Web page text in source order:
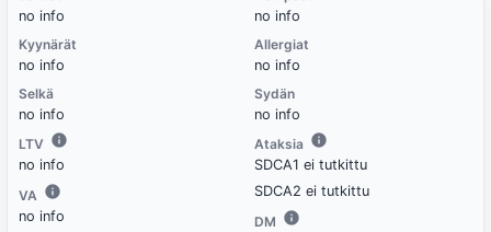
no info
Kyynärät
no info
Selkä
no info
LTV
no info
VA
no info
no info
Allergiat
no info
Sydän
no info
Ataksia
SDCA1 ei tutkittu
SDCA2 ei tutkittu
DM